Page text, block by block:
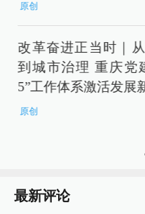
原创
改革奋进正当时｜
到城市治理 重庆党
5”工作体系激活发展
原创
最新评论